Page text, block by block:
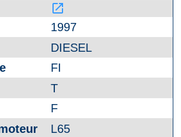
launch
1997
DIESEL
FI
T
F
L65